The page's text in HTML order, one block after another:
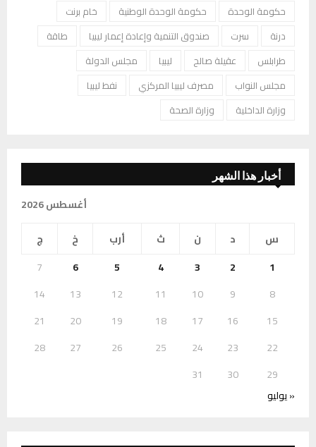
حكومة الوحدة
حكومة الوحدة الوطنية
خام برنت
درنة
سرت صندوق التنمية وإعادة إعمار ليبيا
طاقة
طرابلس
عقيلة صالح ليبيا
مجلس الدولة
مجلس النواب
مصرف ليبيا المركزي
نفط ليبيا
وزارة الداخلية
وزارة الصحة
أخبار هذا الشهر
أغسطس 2026
س
د ن ث أرب خ
ج
1
2
3
4
5
6
7
8
9
10
11
12
13
14
15
16
17
18
19
20
21
22
23
24
25
26
27
28
29
30
31
« يوليو